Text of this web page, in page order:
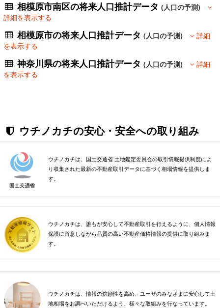
相模原市南区の将来人口推計データ(人口の予測)
詳細を表示する
相模原市の将来人口推計データ(人口の予測)
詳細
を表示する
神奈川県の将来人口推計データ(人口の予測)
詳細
を表示する
ウチノカチの安心・安全への取り組み
ウチノカチは、国土交通省 土地鑑定委員会の取引情報提供制度によ
り収集された最新の不動産取引データに基づく相場情報を提供しま
す。
ウチノカチは、誰もが安心して不動産取引を行えるように、個人情報
保護に留意しながら品質の高い不動産価格情報の提供に取り組みま
す。
ウチノカチは、情報の信頼性を高め、ユーザのみなさまに安心して土
地相場をお調べいただけるよう、様々な取組みを行なっています。